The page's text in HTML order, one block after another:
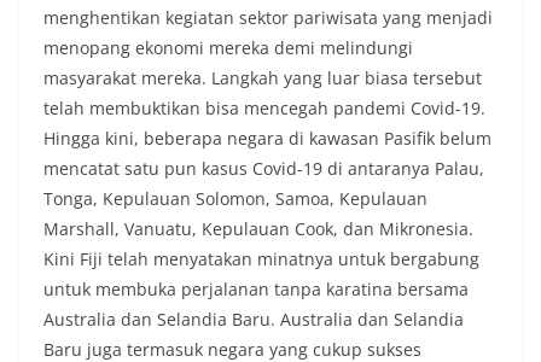
menghentikan kegiatan sektor pariwisata yang menjadi
menopang ekonomi mereka demi melindungi
masyarakat mereka. Langkah yang luar biasa tersebut
telah membuktikan bisa mencegah pandemi Covid-19.
Hingga kini, beberapa negara di kawasan Pasifik belum
mencatat satu pun kasus Covid-19 di antaranya Palau,
Tonga, Kepulauan Solomon, Samoa, Kepulauan
Marshall, Vanuatu, Kepulauan Cook, dan Mikronesia.
Kini Fiji telah menyatakan minatnya untuk bergabung
untuk membuka perjalanan tanpa karatina bersama
Australia dan Selandia Baru. Australia dan Selandia
Baru juga termasuk negara yang cukup sukses